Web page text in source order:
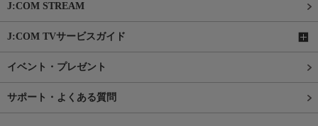
J:COM STREAM
J:COM TVサービスガイド
イベント・プレゼント
サポート・よくある質問